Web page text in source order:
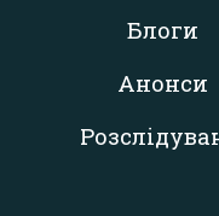
Блоги
Анонси